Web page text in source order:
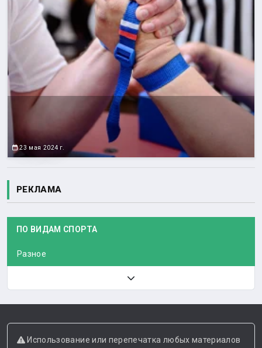
23 мая 2024 г.
РЕКЛАМА
ПО ВИДАМ СПОРТА
Разное
Использование или перепечатка любых материалов